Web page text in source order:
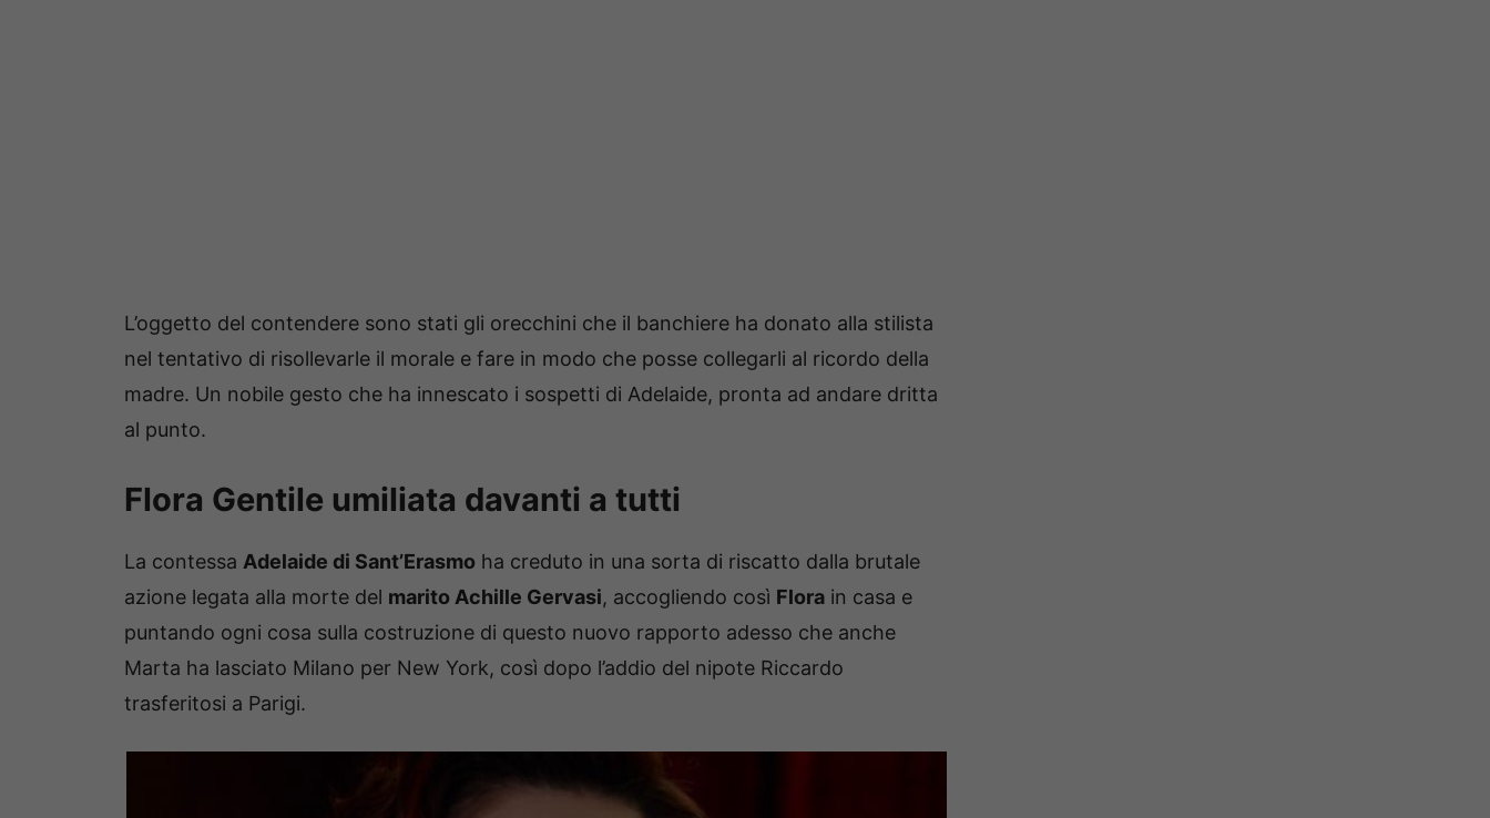
L’oggetto del contendere sono stati gli orecchini che il banchiere ha donato alla stilista
nel tentativo di risollevarle il morale e fare in modo che posse collegarli al ricordo della
madre. Un nobile gesto che ha innescato i sospetti di Adelaide, pronta ad andare dritta
al punto.
Flora Gentile umiliata davanti a tutti
La contessa Adelaide di Sant’Erasmo ha creduto in una sorta di riscatto dalla brutale
azione legata alla morte del marito Achille Gervasi, accogliendo così Flora in casa e
puntando ogni cosa sulla costruzione di questo nuovo rapporto adesso che anche
Marta ha lasciato Milano per New York, così dopo l’addio del nipote Riccardo
trasferitosi a Parigi.